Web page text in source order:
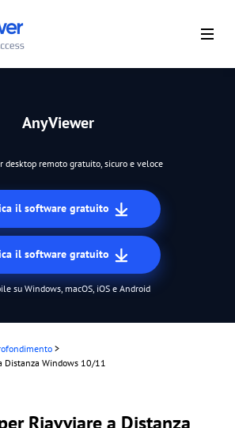
AnyViewer
desktop remoto gratuito, sicuro e veloce
il software gratuito
il software gratuito
su Windows, macOS, iOS e Android
>
Distanza Windows 10/11
Riavviare a Distanza